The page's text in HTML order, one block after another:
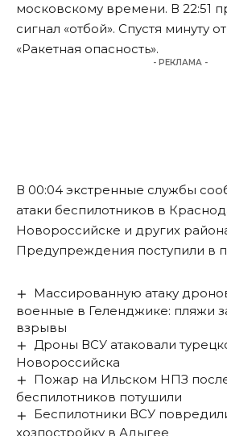
московскому времени. В 22:51
сигнал «отбой». Спустя минуту
«Ракетная опасность».
- РЕКЛАМА -
В 00:04 экстренные службы
атаки беспилотников в
Новороссийске и других
Предупреждения поступили в
Массированную атаку
военные в Геленджике: пляжи
взрывы
Дроны ВСУ атаковали
Новороссийска
Пожар на Ильском НПЗ
беспилотников потушили
Беспилотники ВСУ
хозпостройку в Адыгее